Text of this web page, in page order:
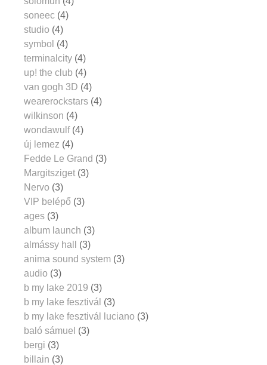
soneec (4)
studio (4)
symbol (4)
terminalcity (4)
up! the club (4)
van gogh 3D (4)
wearerockstars (4)
wilkinson (4)
wondawulf (4)
új lemez (4)
Fedde Le Grand (3)
Margitsziget (3)
Nervo (3)
VIP belépő (3)
ages (3)
album launch (3)
almássy hall
(3)
anima sound system (3)
audio (3)
b my lake 2019 (3)
b my lake fesztivál (3)
b my lake fesztivál luciano (3)
baló sámuel (3)
bergi (3)
billain (3)